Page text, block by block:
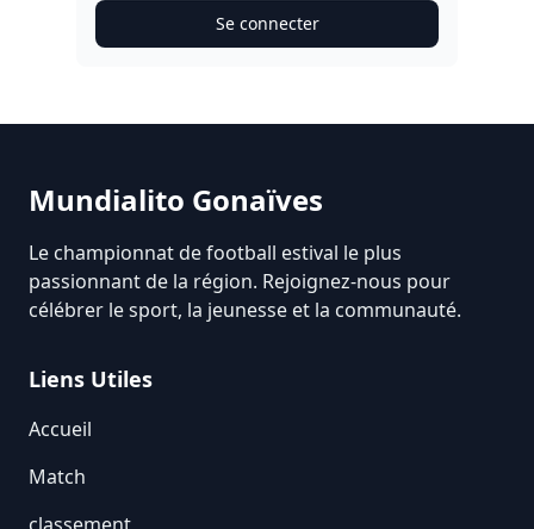
Se connecter
Mundialito Gonaïves
Le championnat de football estival le plus
passionnant de la région. Rejoignez-nous pour
célébrer le sport, la jeunesse et la communauté.
Liens Utiles
Accueil
Match